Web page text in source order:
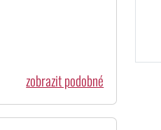
zobrazit podobné